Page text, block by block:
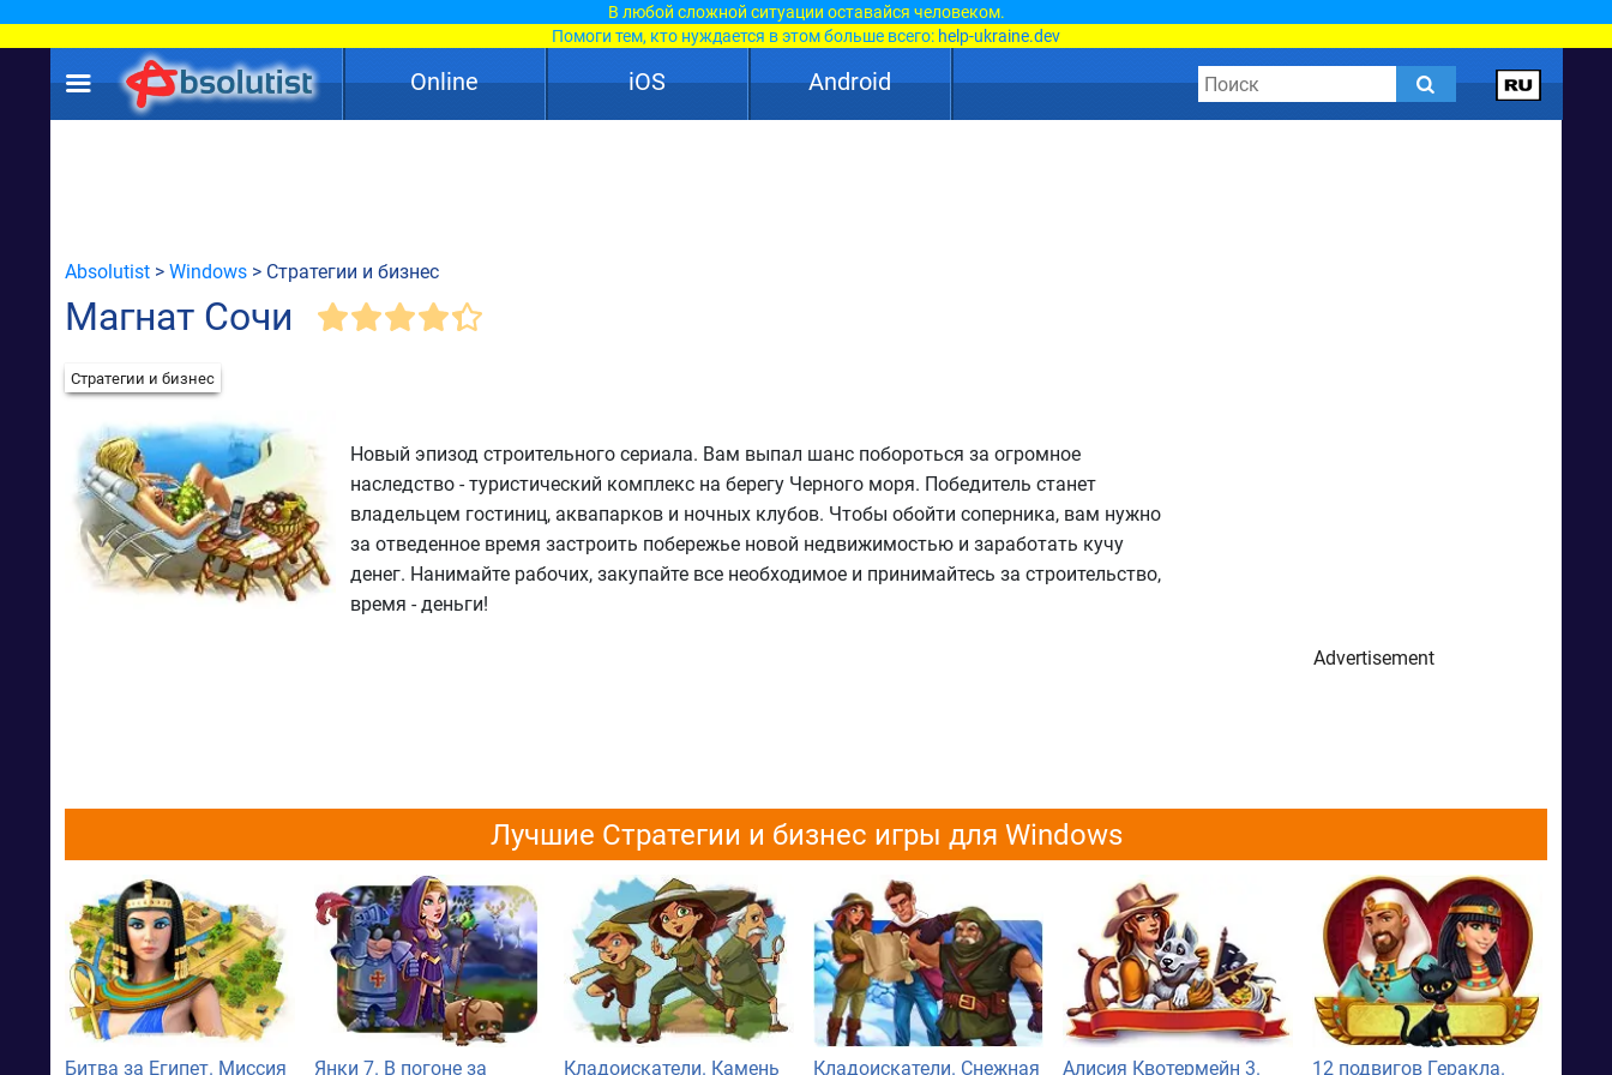
В любой сложной ситуации оставайся человеком.
Помоги тем, кто нуждается в этом больше всего: help-ukraine.dev
Online iOS Android
Absolutist > Windows > Стратегии и бизнес
Магнат Сочи
Стратегии и бизнес
Новый эпизод строительного сериала. Вам выпал шанс побороться за огромное
наследство - туристический комплекс на берегу Черного моря. Победитель станет
владельцем гостиниц, аквапарков и ночных клубов. Чтобы обойти соперника, вам нужно
за отведенное время застроить побережье новой недвижимостью и заработать кучу
денег. Нанимайте рабочих, закупайте все необходимое и принимайтесь за строительство,
время - деньги!
Advertisement
Лучшие Стратегии и бизнес игры для Windows
Битва за Египет. Миссия Янки 7. В погоне за Кладоискатели. Камень Кладоискатели. Снежная Алисия Квотермейн 3. 12 подвигов Геракла.